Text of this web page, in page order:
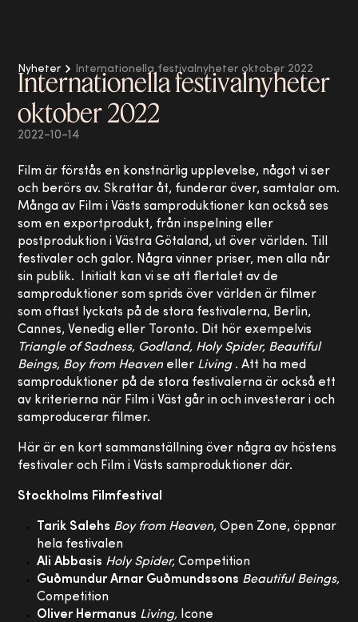
Nyheter Internationella festivalnyheter oktober 2022
Internationella festivalnyheter
oktober 2022
2022-10-14
Film är förstås en konstnärlig upplevelse, något vi ser
och berörs av. Skrattar åt, funderar över, samtalar om.
Många av Film i Västs samproduktioner kan också ses
som en exportprodukt, från inspelning eller
postproduktion i Västra Götaland, ut över världen. Till
festivaler och galor. Några vinner priser, men alla når
sin publik. Initialt kan vi se att flertalet av de
samproduktioner som sprids över världen är filmer
som oftast lyckats på de stora festivalerna, Berlin,
Cannes, Venedig eller Toronto. Dit hör exempelvis
Triangle of Sadness, Godland, Holy Spider, Beautiful
Beings, Boy from Heaven eller Living. Att ha med
samproduktioner på de stora festivalerna är också ett
av kriterierna när Film i Väst går in och investerar i och
samproducerar filmer.
Här är en kort sammanställning över några av höstens
festivaler och Film i Västs samproduktioner där.
Stockholms Filmfestival
Tarik Salehs Boy from Heaven, Open Zone, öppnar
hela festivalen
Ali Abbasis Holy Spider, Competition
Guðmundur Arnar Guðmundssons Beautiful Beings,
Competition
Oliver Hermanus Living, Icone